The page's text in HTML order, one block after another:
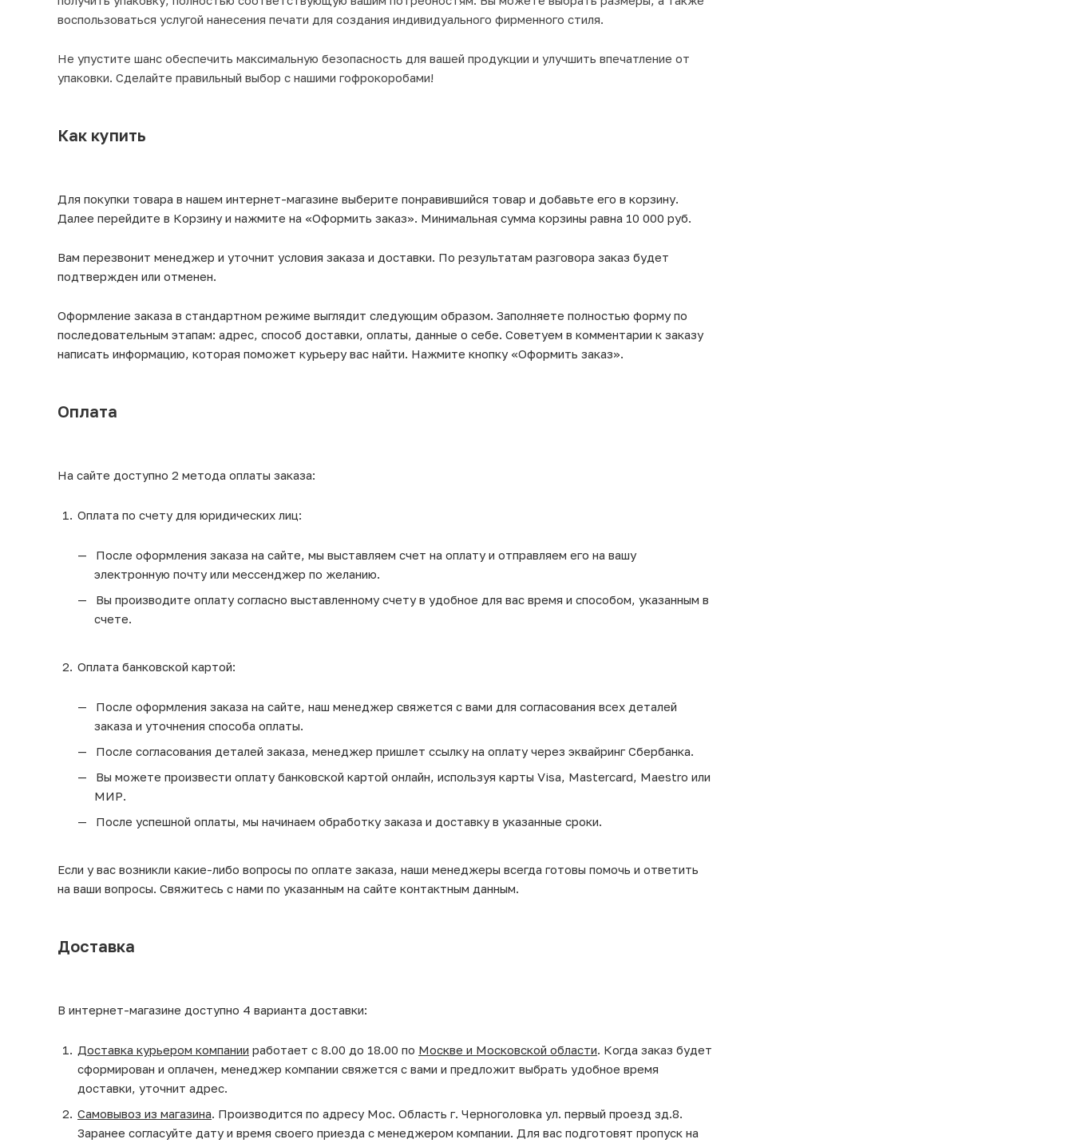
воспользоваться услугой нанесения печати для создания индивидуального фирменного стиля.
Не упустите шанс обеспечить максимальную безопасность для вашей продукции и улучшить впечатление от
упаковки. Сделайте правильный выбор с нашими гофрокоробами!
Как купить
Для покупки товара в нашем интернет-магазине выберите понравившийся товар и добавьте его в корзину.
Далее перейдите в Корзину и нажмите на «Оформить заказ». Минимальная сумма корзины равна 10 000 руб.
Вам перезвонит менеджер и уточнит условия заказа и доставки. По результатам разговора заказ будет
подтвержден или отменен.
Оформление заказа в стандартном режиме выглядит следующим образом. Заполняете полностью форму по
последовательным этапам: адрес, способ доставки, оплаты, данные о себе. Советуем в комментарии к заказу
написать информацию, которая поможет курьеру вас найти. Нажмите кнопку «Оформить заказ».
Оплата
На сайте доступно 2 метода оплаты заказа:
Оплата по счету для юридических лиц:
После оформления заказа на сайте, мы выставляем счет на оплату и отправляем его на вашу
электронную почту или мессенджер по желанию.
Вы производите оплату согласно выставленному счету в удобное для вас время и способом, указанным в
счете.
Оплата банковской картой:
После оформления заказа на сайте, наш менеджер свяжется с вами для согласования всех деталей
заказа и уточнения способа оплаты.
После согласования деталей заказа, менеджер пришлет ссылку на оплату через эквайринг Сбербанка.
Вы можете произвести оплату банковской картой онлайн, используя карты Visa, Mastercard, Maestro или
МИР.
После успешной оплаты, мы начинаем обработку заказа и доставку в указанные сроки.
Если у вас возникли какие-либо вопросы по оплате заказа, наши менеджеры всегда готовы помочь и ответить
на ваши вопросы. Свяжитесь с нами по указанным на сайте контактным данным.
Доставка
В интернет-магазине доступно 4 варианта доставки:
Доставка курьером компании работает с 8.00 до 18.00 по Москве и Московской области. Когда заказ будет
сформирован и оплачен, менеджер компании свяжется с вами и предложит выбрать удобное время
доставки, уточнит адрес.
Самовывоз из магазина. Производится по адресу Мос. Область г. Черноголовка ул. первый проезд зд.8.
Заранее согласуйте дату и время своего приезда с менеджером компании. Для вас подготовят пропуск на